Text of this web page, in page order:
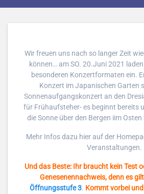
Wir freuen uns nach so langer Zeit
können… am SO. 20.Juni 2021
besonderen Konzertformaten ein.
Konzert im Japanischen Garten
Sonnenaufgangskonzert an den
für Frühaufsteher- es beginnt bereits
die Sonne über den Bergen iim
Mehr Infos dazu hier auf der
Veranstaltungen.
Und das Beste: Ihr braucht kein Test
Genesenennachweis, denn es
Öffnungsstufe 3. Kommt vorbei